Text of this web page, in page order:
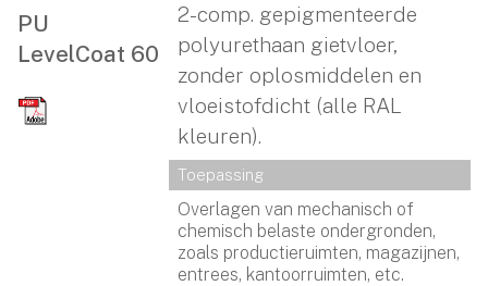
PU
LevelCoat 60
2-comp. gepigmenteerde
polyurethaan gietvloer,
zonder oplosmiddelen en
vloeistofdicht (alle RAL
kleuren).
Toepassing
Overlagen van mechanisch of
chemisch belaste ondergronden,
zoals productieruimten, magazijnen,
entrees, kantoorruimten, etc.